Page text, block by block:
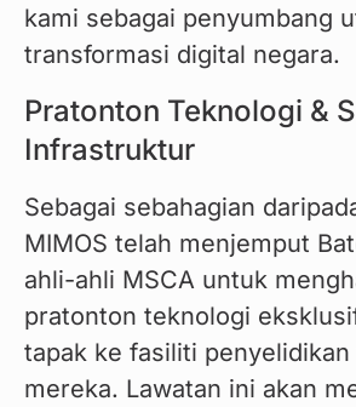
kami sebagai penyumbang
transformasi digital negara.
Pratonton Teknologi &
Infrastruktur
Sebagai sebahagian
MIMOS telah menjemput
ahli-ahli MSCA untuk
pratonton teknologi
tapak ke fasiliti
mereka. Lawatan ini akan